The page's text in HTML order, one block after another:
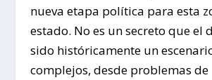
nueva etapa política para esta
estado. No es un secreto que el
sido históricamente un
complejos, desde problemas de